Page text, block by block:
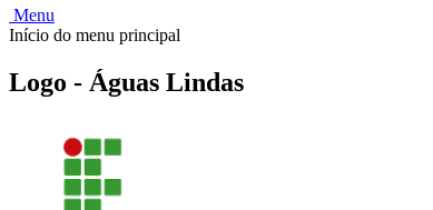
Menu
Início do menu principal
Logo - Águas Lindas